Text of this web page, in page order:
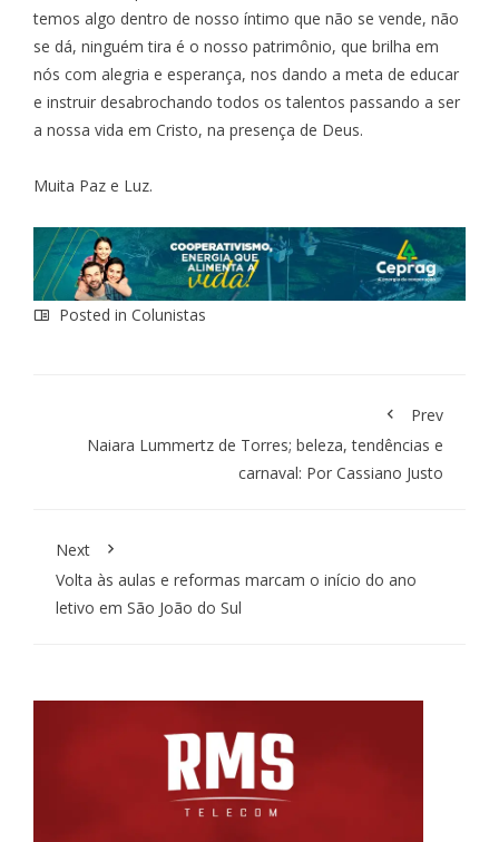
temos algo dentro de nosso íntimo que não se vende, não
se dá, ninguém tira é o nosso patrimônio, que brilha em
nós com alegria e esperança, nos dando a meta de educar
e instruir desabrochando todos os talentos passando a ser
a nossa vida em Cristo, na presença de Deus.
Muita Paz e Luz.
Posted in Colunistas
Prev
Naiara Lummertz de Torres; beleza, tendências e
carnaval: Por Cassiano Justo
Next
Volta às aulas e reformas marcam o início do ano
letivo em São João do Sul